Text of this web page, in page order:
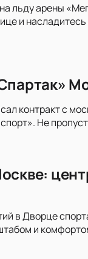
льду арены
и
контракт с
Не
в Дворце
и